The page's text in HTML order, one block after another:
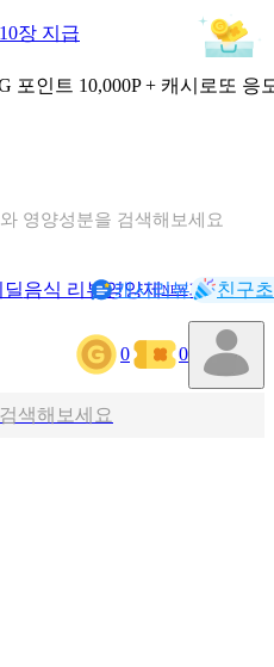
장 지급
포인트 10,000P + 캐시로또 응
영양성분을 검색해보세요
딜음식 리뷰영양제NEW기록
캐시리뷰 친구
0 0
색해보세요
색해보세요